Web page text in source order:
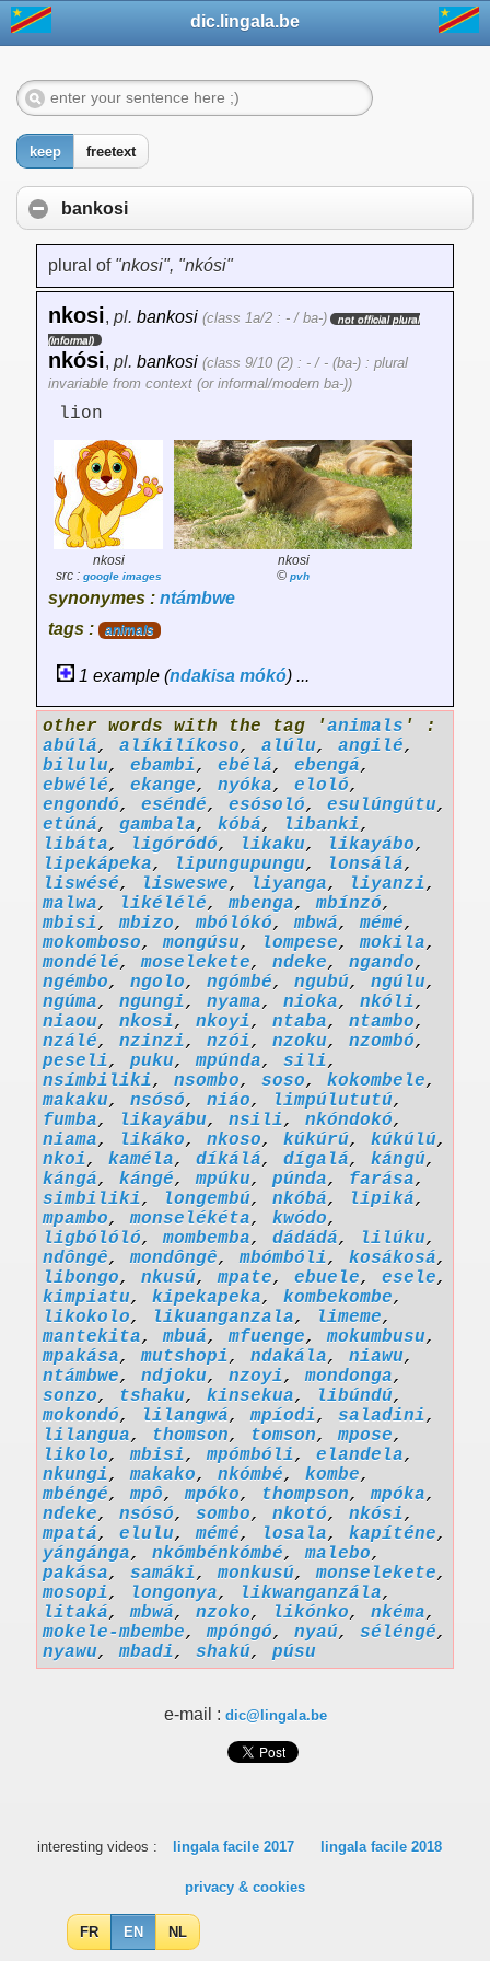
dic.lingala.be
keep freetext
bankosi
plural of "nkosi", "nkósi"
nkosi, pl. bankosi (class 1a/2 : - / ba-)
not official plural
(informal)
nkósi, pl. bankosi (class 9/10 (2) : - / - (ba-) : plural
invariable from context (or informal/modern ba-))
lion
nkosi
src : google images
nkosi
© pvh
synonymes : ntámbwe
tags :
animals
1 example (ndakisa mókó) ...
other words with the tag 'animals ' :
abúlá, alíkilíkoso, alúlu, angilé,
bilulu, ebambi, ebélá, ebengá,
ebwélé, ekange, nyóka, eloló,
engondó, eséndé, esósoló, esulúngútu,
etúná, gambala, kóbá, libanki,
libáta, ligóródó, likaku, likayábo,
lipekápeka, lipungupungu, lonsálá,
liswésé, lisweswe, liyanga, liyanzi,
malwa, likélélé,mbenga,mbínzó,
mbisi,mbizo,mbólókó,mbwá,mémé,
mokomboso,mongúsu, lompese,mokila,
mondélé,moselekete, ndeke, ngando,
ngémbo, ngolo, ngómbé, ngubú, ngúlu,
ngúma, ngungi, nyama, nioka, nkóli,
niaou, nkosi, nkoyi, ntaba, ntambo,
nzálé, nzinzi, nzói, nzoku, nzombó,
peseli, puku,mpúnda, sili,
nsímbiliki, nsombo, soso, kokombele,
makaku, nsósó, niáo, limpúlututú,
fumba, likayábu, nsili, nkóndokó,
niama, likáko, nkoso, kúkúrú, kúkúlú,
nkoi, kaméla, díkálá, dígalá, kángú,
kángá, kángé,mpúku, púnda, farása,
simbiliki, longembú, nkóbá, lipiká,
mpambo,monselékéta, kwódo,
ligbólóló,mombemba, dádádá, lilúku,
ndôngê,mondôngê,mbómbóli, kosákosá,
libongo, nkusú,mpate, ebuele, esele,
kimpiatu, kipekapeka, kombekombe,
likokolo, likuanganzala, limeme,
mantekita,mbuá,mfuenge,mokumbusu,
mpakása,mutshopi, ndakála, niawu,
ntámbwe, ndjoku, nzoyi,mondonga,
sonzo, tshaku, kinsekua, libúndú,
mokondó, lilangwá,mpíodi, saladini,
lilangua, thomson, tomson,mpose,
likolo,mbisi,mpómbóli, elandela,
nkungi,makako, nkómbé, kombe,
mbéngé,mpô,mpóko, thompson,mpóka,
ndeke, nsósó, sombo, nkotó, nkósi,
mpatá, elulu,mémé, losala, kapíténe,
yángánga, nkómbénkómbé,malebo,
pakása, samáki,monkusú,monselekete,
mosopi, longonya, likwanganzála,
litaká,mbwá, nzoko, likónko, nkéma,
mokele-mbembe,mpóngó, nyaú, séléngé,
nyawu,mbadi, shakú, púsu
e-mail : dic@lingala.be
interesting videos : lingala facile 2017 lingala facile 2018
privacy & cookies
FR EN NL